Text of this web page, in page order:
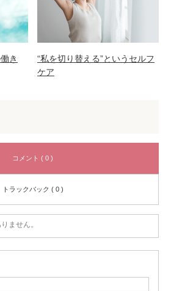
き
“私を切り替える”というセルフ
ケア
コメント ( 0 )
トラックバック ( 0 )
ません。